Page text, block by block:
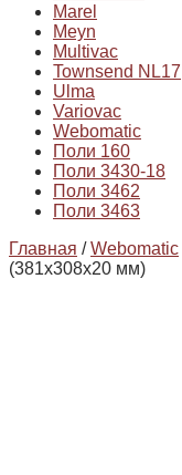
Marel
Meyn
Multivac
Townsend NL17
Ulma
Variovac
Webomatic
Поли 160
Поли 3430-18
Поли 3462
Поли 3463
Главная /Webomatic
(381х308х20 мм)